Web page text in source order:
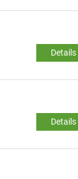
Details
Details